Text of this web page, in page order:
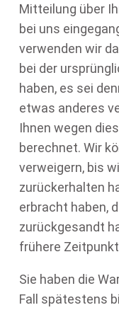
Mitteilung über
bei uns
verwenden wir
bei der
haben, es sei
etwas anderes
Ihnen wegen
berechnet. Wir
verweigern, bis
zurückerhalten
erbracht haben,
zurückgesandt
frühere
Sie haben die
Fall spätestens